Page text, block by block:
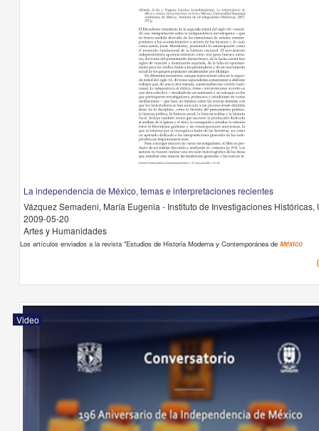
La independencia de México, temas e interpretaciones recientes
Vázquez Semadeni, María Eugenia - Instituto de Investigaciones Históricas,
2009-05-20
Artes y Humanidades
Los artículos enviados a la revista "Estudios de Historia Moderna y Contemporánea deMéxico
Video